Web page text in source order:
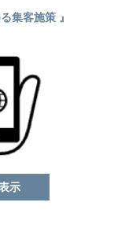
集客施策 』
示